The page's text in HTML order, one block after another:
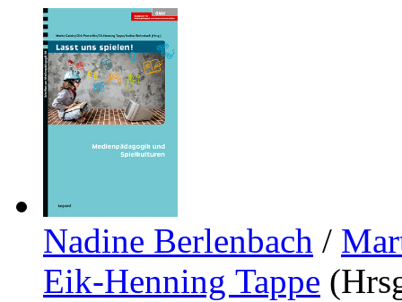
Nadine Berlenbach /
Eik-Henning Tappe